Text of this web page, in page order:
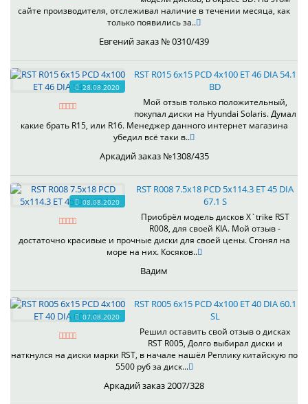
сайте производителя, отслеживал наличие в течении месяца, как
только появились за..
Евгений заказ № 0310/439
28.08.2020
RST R015 6x15 PCD 4x100 ET 46 DIA 54.1
BD
Мой отзыв только положительный,
покупал диски на Hyundai Solaris. Думал
какие брать R15, или R16. Менеджер данного интернет магазина
убедил всё таки в..
Аркадий заказ №1308/435
08.08.2020
RST R008 7.5x18 PCD 5x114.3 ET 45 DIA
67.1 S
Приобрёл модель дисков X`trike RST
R008, для своей KIA. Мой отзыв -
достаточно красивые и прочные диски для своей цены. Сгонял на
море на них. Косяков..
Вадим
07.08.2020
RST R005 6x15 PCD 4x100 ET 40 DIA 60.1
SL
Решил оставить свой отзыв о дисках
RST R005, Долго выбирал диски и
наткнулся на диски марки RST, в начале нашёл Реплику китайскую по
5500 руб за диск...
Аркадий заказ 2007/328